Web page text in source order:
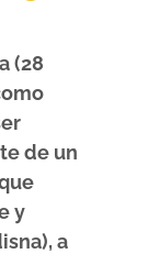
(28
de un
y
a